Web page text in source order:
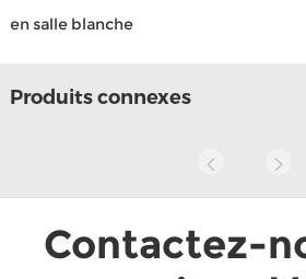
en salle blanche
Produits connexes
Contactez-